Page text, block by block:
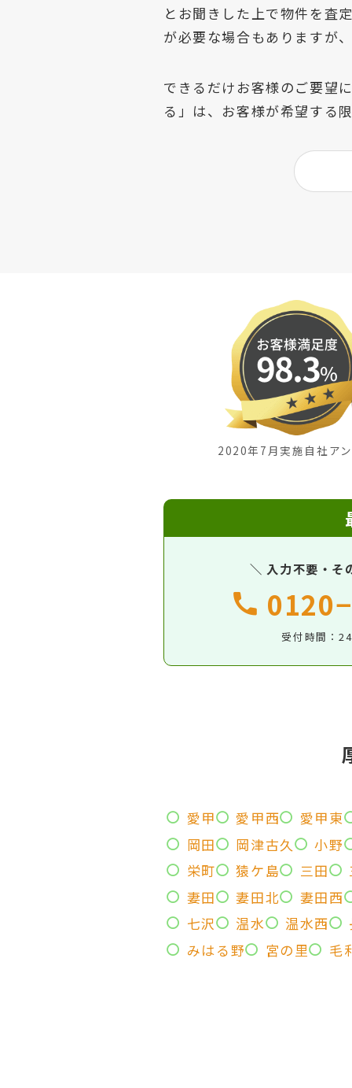
とお聞きした上で物件を査
が必要な場合もありますが
できるだけお客様のご要望
る」は、お客様が希望する
2020年7月実施自社ア
＼ 入力不要・そ
受付時間：
愛甲 愛甲西
愛甲東
岡田
岡津古久
小野
栄町
猿ケ島 三田
妻田
妻田北
妻田西
七沢
温水 温水西
みはる野
宮の里 毛